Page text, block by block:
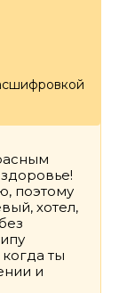
поэтому
хотел,
ты
и